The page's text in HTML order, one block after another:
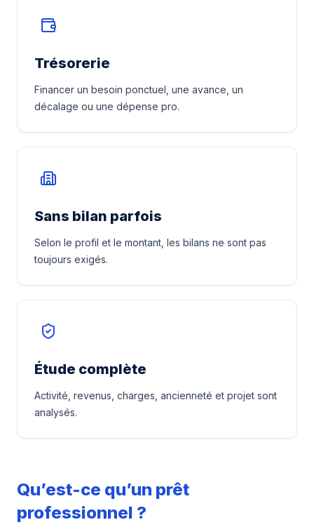
Trésorerie
Financer un besoin ponctuel, une avance, un
décalage ou une dépense pro.
Sans bilan parfois
Selon le profil et le montant, les bilans ne sont pas
toujours exigés.
Étude complète
Activité, revenus, charges, ancienneté et projet sont
analysés.
Qu’est-ce qu’un prêt
professionnel ?